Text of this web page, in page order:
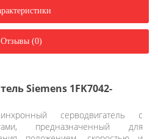
Отзывы (0)
Siemens 1FK7042-
серводвигатель с
предназначенный для